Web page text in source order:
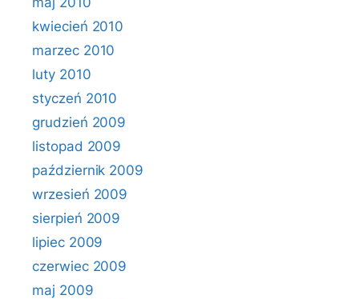
kwiecień 2010
marzec 2010
luty 2010
styczeń 2010
grudzień 2009
listopad 2009
październik 2009
wrzesień 2009
sierpień 2009
lipiec 2009
czerwiec 2009
maj 2009